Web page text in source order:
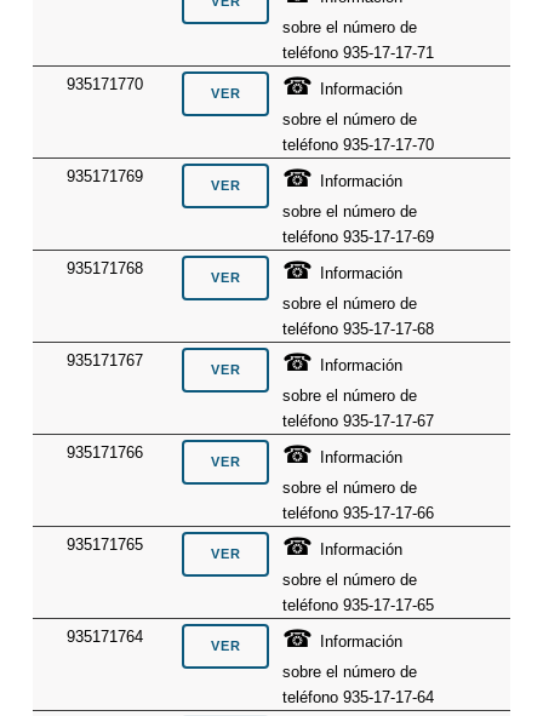
sobre el número de
teléfono 935-17-17-71
935171770
☎
Información
sobre el número de
teléfono 935-17-17-70
935171769
☎
Información
sobre el número de
teléfono 935-17-17-69
935171768
☎
Información
sobre el número de
teléfono 935-17-17-68
935171767
☎
Información
sobre el número de
teléfono 935-17-17-67
935171766
☎
Información
sobre el número de
teléfono 935-17-17-66
935171765
☎
Información
sobre el número de
teléfono 935-17-17-65
935171764
☎
Información
sobre el número de
teléfono 935-17-17-64